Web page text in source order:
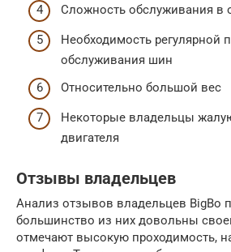
Сложность обслуживания в
Необходимость регулярной
обслуживания шин
Относительно большой вес
Некоторые владельцы
двигателя
Отзывы владельцев
Анализ отзывов владельцев BigBo
большинство из них довольны
отмечают высокую проходимость,